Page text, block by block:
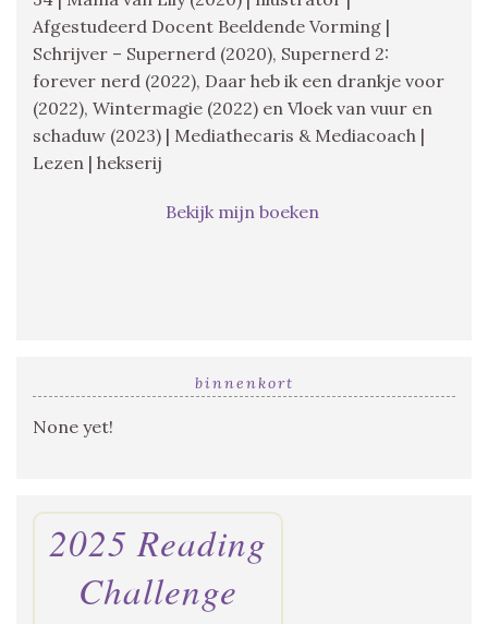
Afgestudeerd Docent Beeldende Vorming |
Schrijver – Supernerd (2020), Supernerd 2:
forever nerd (2022), Daar heb ik een drankje voor
(2022), Wintermagie (2022) en Vloek van vuur en
schaduw (2023) | Mediathecaris & Mediacoach |
Lezen | hekserij
Bekijk mijn boeken
binnenkort
None yet!
2025 Reading
Challenge